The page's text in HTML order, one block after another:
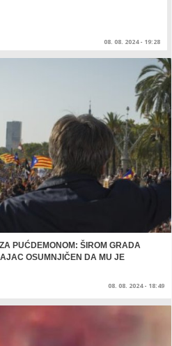
08. 08. 2024 - 19:28
PUĆDEMONOM: ŠIROM GRADA
OSUMNJIČEN DA MU JE
08. 08. 2024 - 18:49